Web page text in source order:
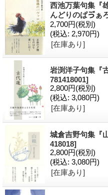
西池万葉句集『
んどりのぱゔぁ
2,700円(税別)
(税込: 2,970円)
[在庫あり]
岩渕洋子句集『
781418001]
2,800円(税別)
(税込: 3,080円)
[在庫あり]
城倉吉野句集『
418018]
2,800円(税別)
(税込: 3,080円)
[在庫あり]